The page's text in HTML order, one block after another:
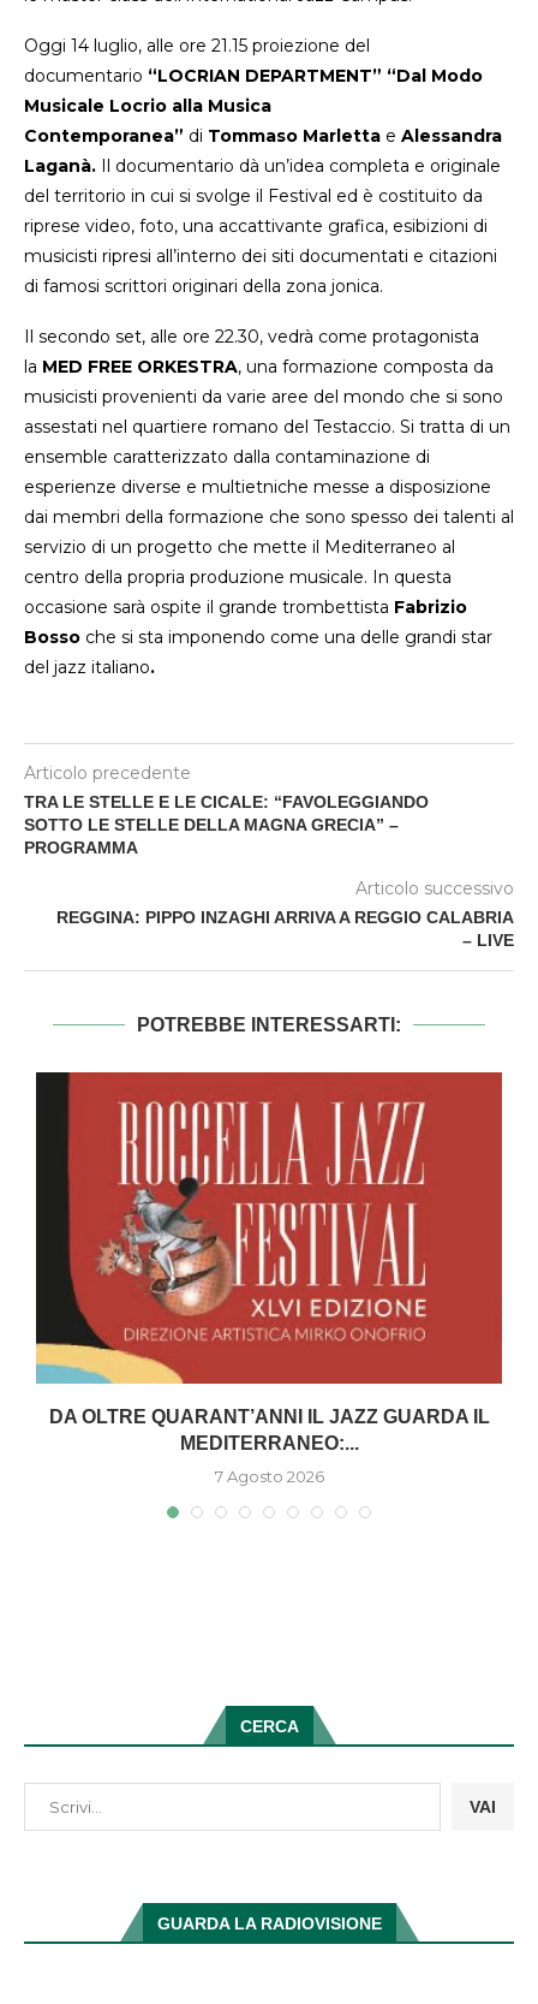
Oggi 14 luglio, alle ore 21.15 proiezione del
documentario “LOCRIAN DEPARTMENT” “Dal Modo
Musicale Locrio alla Musica
Contemporanea” di Tommaso Marletta e Alessandra
Laganà. Il documentario dà un’idea completa e originale
del territorio in cui si svolge il Festival ed è costituito da
riprese video, foto, una accattivante grafica, esibizioni di
musicisti ripresi all’interno dei siti documentati e citazioni
di famosi scrittori originari della zona jonica.
Il secondo set, alle ore 22.30, vedrà come protagonista
la MED FREE ORKESTRA, una formazione composta da
musicisti provenienti da varie aree del mondo che si sono
assestati nel quartiere romano del Testaccio. Si tratta di un
ensemble caratterizzato dalla contaminazione di
esperienze diverse e multietniche messe a disposizione
dai membri della formazione che sono spesso dei talenti al
servizio di un progetto che mette il Mediterraneo al
centro della propria produzione musicale. In questa
occasione sarà ospite il grande trombettista Fabrizio
Bosso che si sta imponendo come una delle grandi star
del jazz italiano.
Articolo precedente
TRA LE STELLE E LE CICALE: “FAVOLEGGIANDO
SOTTO LE STELLE DELLA MAGNA GRECIA” –
PROGRAMMA
Articolo successivo
REGGINA: PIPPO INZAGHI ARRIVA A REGGIO CALABRIA
– LIVE
POTREBBE INTERESSARTI:
DA OLTRE QUARANT’ANNI IL JAZZ GUARDA IL
MEDITERRANEO:...
7 Agosto 2026
CERCA
VAI
GUARDA LA RADIOVISIONE